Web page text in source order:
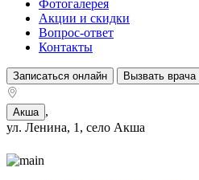
Фотогалерея
Акции и скидки
Вопрос-ответ
Контакты
Записаться онлайн Вызвать
Акша ,
ул. Ленина, 1, село Акша